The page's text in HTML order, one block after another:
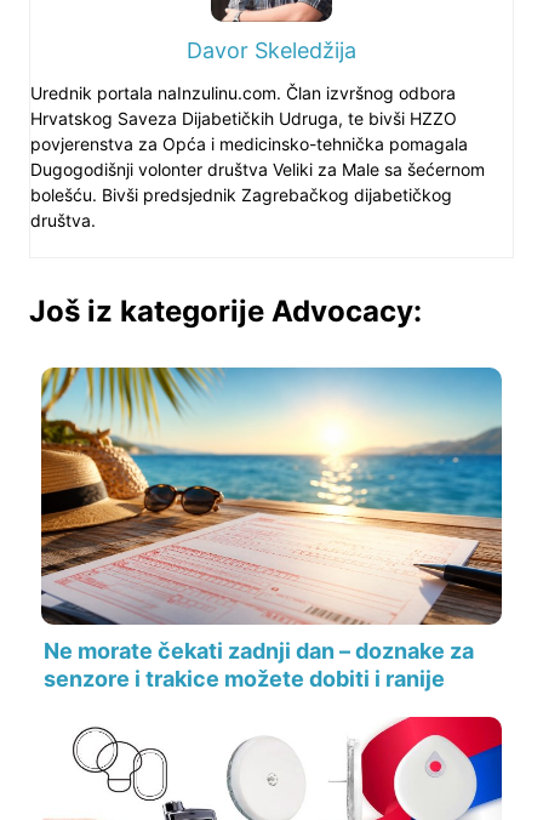
Davor Skeledžija
Urednik portala naInzulinu.com. Član izvršnog odbora
Hrvatskog Saveza Dijabetičkih Udruga, te bivši HZZO
povjerenstva za Opća i medicinsko-tehnička pomagala
Dugogodišnji volonter društva Veliki za Male sa šećernom
bolešću. Bivši predsjednik Zagrebačkog dijabetičkog
društva.
Još iz kategorije Advocacy:
Ne morate čekati zadnji dan – doznake za
senzore i trakice možete dobiti i ranije